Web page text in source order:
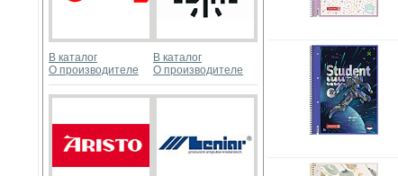
В каталог
О производителе
В каталог
О производителе